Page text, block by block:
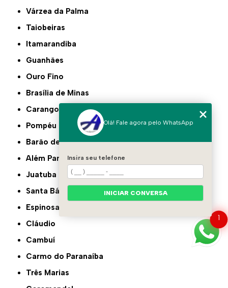
Várzea da Palma
Taiobeiras
Itamarandiba
Guanhães
Ouro Fino
Brasília de Minas
Carangola
Pompéu
Barão de Cocais
Além Paraíba
Juatuba
Santa Bárbara
Espinosa
Cláudio
Cambuí
Carmo do Paranaíba
Três Marias
1
Olá! Fale agora pelo WhatsApp
Insira seu telefone
INICIAR CONVERSA